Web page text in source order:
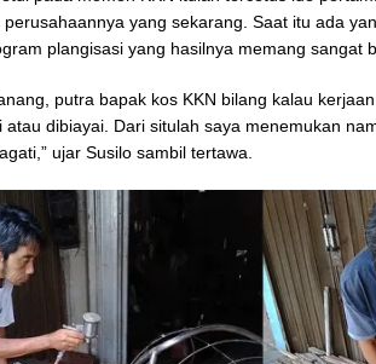
yang sekarang. Saat itu ada
plangisasi yang hasilnya memang sangat
putra bapak kos KKN bilang kalau
atau dibiayai. Dari situlah saya menemukan
ujar Susilo sambil tertawa.